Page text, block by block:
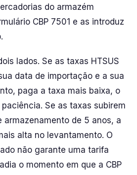
do armazém
CBP 7501 e as introduz
lados. Se as taxas HTSUS
data de importação e a sua
paga a taxa mais baixa, o
Se as taxas subirem
armazenamento de 5 anos, a
alta no levantamento. O
não garante uma tarifa
o momento em que a CBP